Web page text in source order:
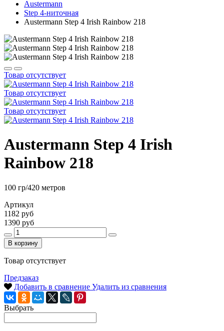
Austermann
Step 4-ниточная
Austermann Step 4 Irish Rainbow 218
Товар отсутствует
Товар отсутствует
Товар отсутствует
Austermann Step 4 Irish
Rainbow 218
100 гр/420 метров
Артикул
1182 руб
1390 руб
В корзину
Товар отсутствует
Предзаказ
Добавить в сравнение Удалить из сравнения
Выбрать